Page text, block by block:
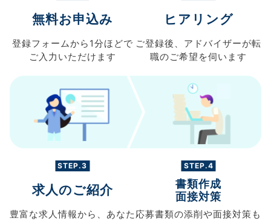
無料お申込み
登録フォームから 1分ほどで
ご入力 いただけます
ヒアリング
ご登録後、 アドバイザーが転
職のご希望を伺います
STEP.3
求人のご紹介
豊富な求人情報から、 あなた
STEP.4
書類作成
面接対策
応募書類の添削や面接対策も